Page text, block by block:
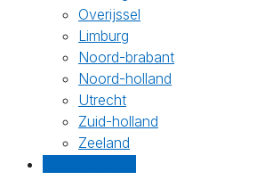
Overijssel
Limburg
Noord-brabant
Noord-holland
Utrecht
Zuid-holland
Zeeland